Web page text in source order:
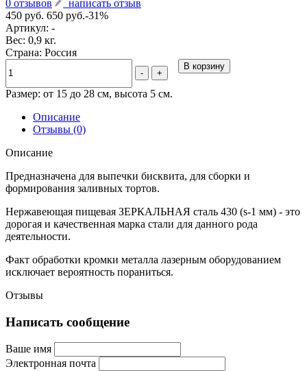
0 отзывов
написать отзыв
450 руб. 650 руб.-31%
Артикул: -
Вес: 0,9 кг.
Страна: Россия
- +
В корзину
Размер: от 15 до 28 см, высота 5 см.
Описание
Отзывы (0)
Описание
Предназначена для выпечки бисквита, для сборки и
формирования заливных тортов.
Нержавеющая пищевая ЗЕРКАЛЬНАЯ сталь 430 (s-1 мм) - это
дорогая и качественная марка стали для данного рода
деятельности.
Факт обработки кромки металла лазерным оборудованием
исключает вероятность пораниться.
Отзывы
Написать сообщение
Ваше имя
Электронная почта